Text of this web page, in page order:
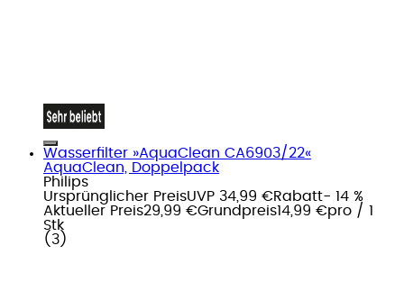
Wasserfilter »AquaClean CA6903/22«
AquaClean, Doppelpack
Philips
Ursprünglicher PreisUVP 34,99 €Rabatt- 14 %
Aktueller Preis29,99 €Grundpreis14,99 €pro / 1
Stk
( 3 )